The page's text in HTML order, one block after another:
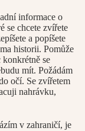
informace o
se chcete zvířete
a popíšete
historii. Pomůže
se
mít. Požádám
očí. Se zvířetem
nahrávku,
v zahraničí, je